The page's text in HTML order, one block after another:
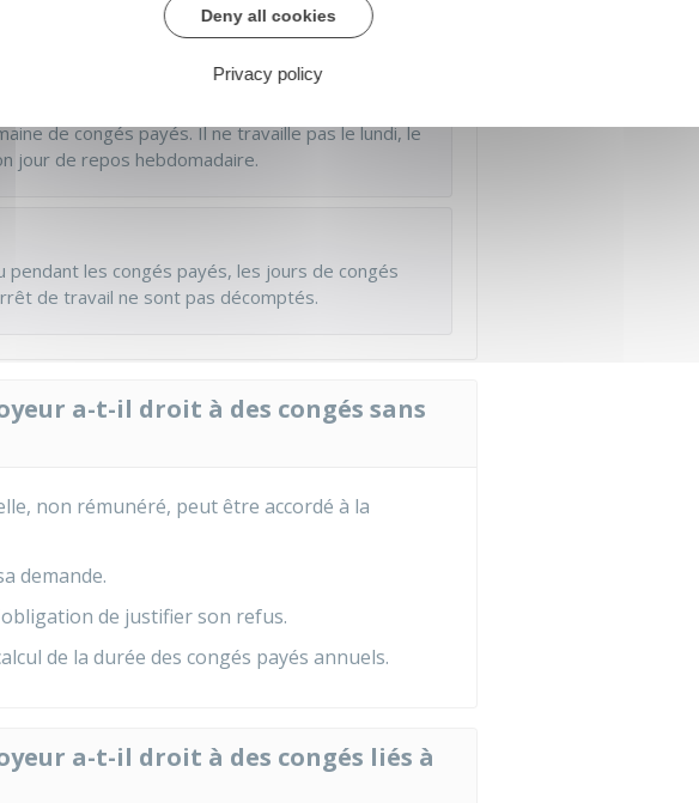
jour ouvrable jusqu'à la veille de la reprise
de congés payés. Il ne travaille pas le lundi, le
jour de repos hebdomadaire.
les congés payés, les jours de congés
de travail ne sont pas décomptés.
a-t-il droit à des congés sans
non rémunéré, peut être accordé à la
demande.
de justifier son refus.
de la durée des congés payés annuels.
a-t-il droit à des congés liés à
Deny all cookies
Privacy policy